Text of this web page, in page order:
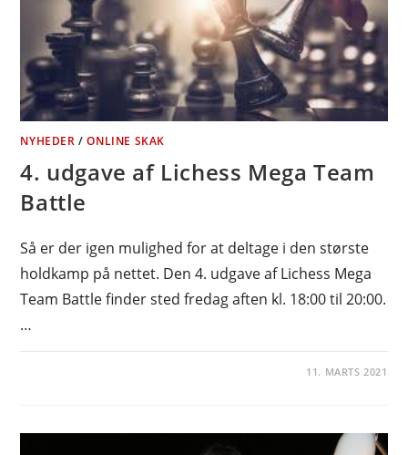
NYHEDER /ONLINE SKAK
4. udgave af Lichess Mega Team
Battle
Så er der igen mulighed for at deltage i den største
holdkamp på nettet. Den 4. udgave af Lichess Mega
Team Battle finder sted fredag aften kl. 18:00 til 20:00.
…
11. MARTS 2021